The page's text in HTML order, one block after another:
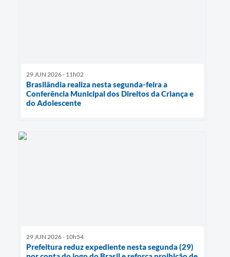
29 JUN 2026 - 11h02
Brasilândia realiza nesta segunda-feira a
Conferência Municipal dos Direitos da Criança e
do Adolescente
29 JUN 2026 - 10h54
Prefeitura reduz expediente nesta segunda (29)